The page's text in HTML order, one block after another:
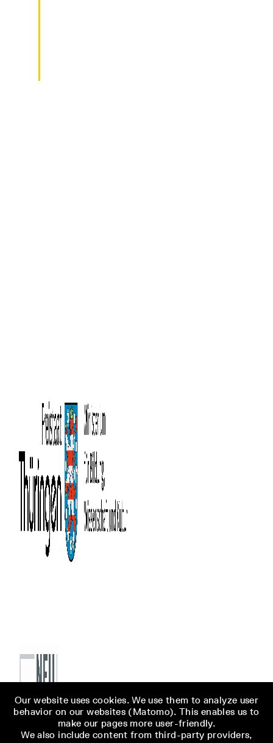
Our website uses cookies. We use them to analyze user
behavior on our websites (Matomo). This enables us to
make our pages more user-friendly.
We also include content from third-party providers,